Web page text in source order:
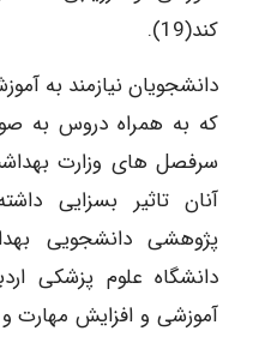
کند(19).
دانشجویان نیازمند به
که به همراه دروس به
سرفصل های وزارت
آنان تاثیر بسزایی
پژوهشی دانشجویی
دانشگاه علوم پزشکی
آموزشی و افزایش مهارت